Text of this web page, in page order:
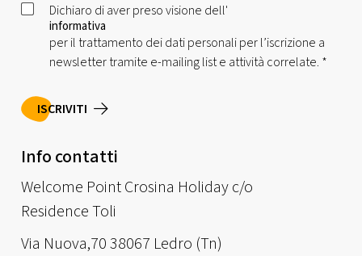
Dichiaro di aver preso visione dell'
informativa
per il trattamento dei dati personali per l’iscrizione a
newsletter tramite e-mailing list e attività correlate. *
ISCRIVITI
Info contatti
Welcome Point Crosina Holiday c/o
Residence Toli
Via Nuova,70 38067 Ledro (Tn)